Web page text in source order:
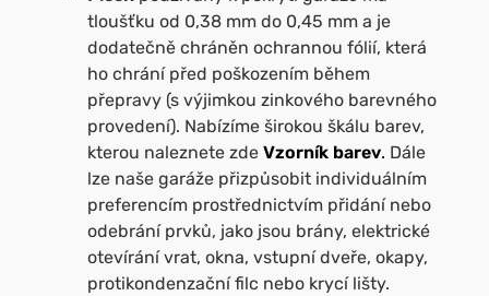
tloušťku od 0,38 mm do 0,45 mm a je
dodatečně chráněn ochrannou fólií, která
ho chrání před poškozením během
přepravy (s výjimkou zinkového barevného
provedení). Nabízíme širokou škálu barev,
kterou naleznete zde Vzorník barev. Dále
lze naše garáže přizpůsobit individuálním
preferencím prostřednictvím přidání nebo
odebrání prvků, jako jsou brány, elektrické
otevírání vrat, okna, vstupní dveře, okapy,
protikondenzační filc nebo krycí lišty.